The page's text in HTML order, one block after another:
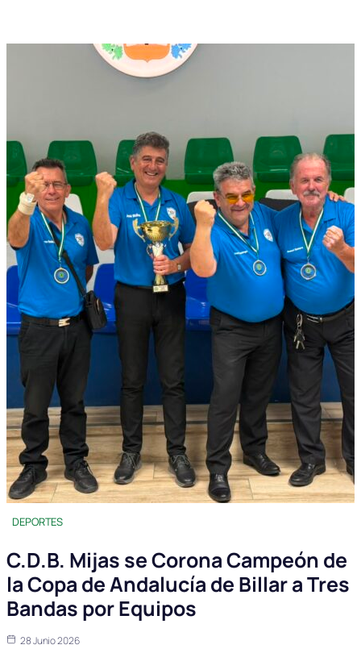
DEPORTES
C.D.B. Mijas se Corona Campeón de
la Copa de Andalucía de Billar a Tres
Bandas por Equipos
28 Junio 2026